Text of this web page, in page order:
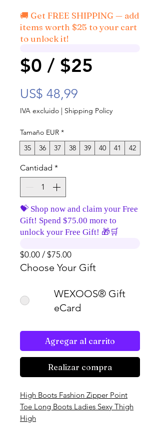
🚚 Get FREE SHIPPING — add
items worth $25 to your cart
to unlock it!
$0 / $25
US$ 48,99
IVA excluido | Shipping Policy
Tamaño EUR *
35
36 37 38 39 40 41 42
Cantidad *
💝 Shop now and claim your Free
Gift! Spend $75.00 more to
unlock your Free Gift! 🎁🛒
$0.00 / $75.00
Choose Your Gift
WEXOOS® Gift
eCard
Agregar al carrito
Realizar compra
High Boots Fashion Zipper Point
Toe Long Boots Ladies Sexy Thigh
High